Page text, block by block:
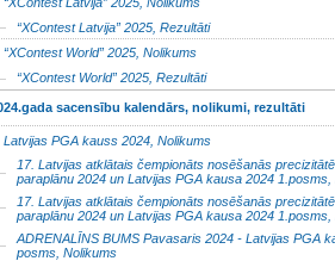
“XContest Latvija” 2025, Rezultāti
“XContest World” 2025, Nolikums
“XContest World” 2025, Rezultāti
sacensību kalendārs, nolikumi, rezultāti
Latvijas PGA kauss 2024, Nolikums
17. Latvijas atklātais čempionāts nosēšanās
paraplānu 2024 un Latvijas PGA kausa 2024 1.posms,
17. Latvijas atklātais čempionāts nosēšanās
paraplānu 2024 un Latvijas PGA kausa 2024 1.posms,
ADRENALĪNS BUMS Pavasaris 2024 - Latvijas PGA
posms, Nolikums